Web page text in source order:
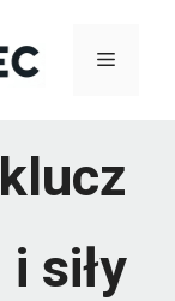
Menu
siły